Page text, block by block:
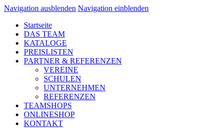
Navigation ausblenden Navigation einblenden
Startseite
DAS TEAM
KATALOGE
PREISLISTEN
PARTNER & REFERENZEN
VEREINE
SCHULEN
UNTERNEHMEN
REFERENZEN
TEAMSHOPS
ONLINESHOP
KONTAKT